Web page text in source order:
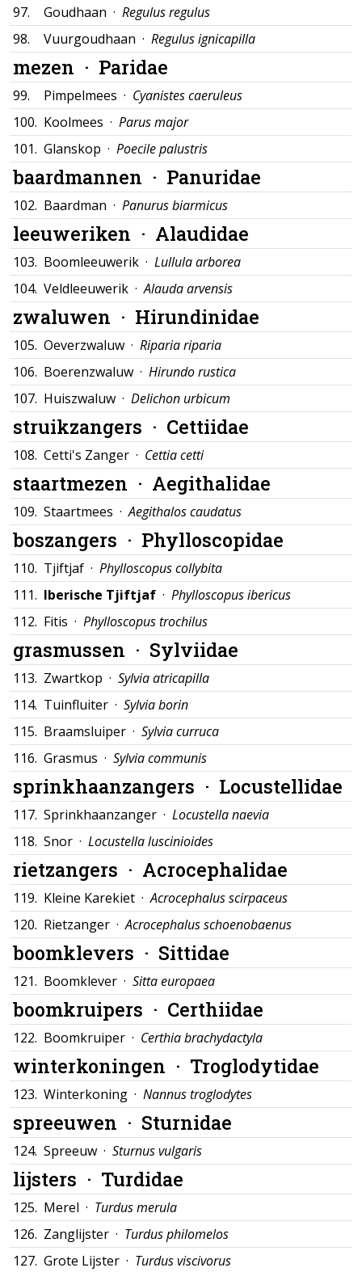
97. Goudhaan · Regulus regulus
98.
Vuurgoudhaan · Regulus ignicapilla
mezen · Paridae
99. Pimpelmees · Cyanistes caeruleus
100. Koolmees · Parus major
101. Glanskop · Poecile palustris
baardmannen · Panuridae
102. Baardman · Panurus biarmicus
leeuweriken · Alaudidae
103. Boomleeuwerik · Lullula arborea
104. Veldleeuwerik ·Alauda arvensis
zwaluwen · Hirundinidae
105. Oeverzwaluw · Riparia riparia
106. Boerenzwaluw · Hirundo rustica
107. Huiszwaluw · Delichon urbicum
struikzangers · Cettiidae
108. Cetti's Zanger · Cettia cetti
staartmezen · Aegithalidae
109. Staartmees ·Aegithalos caudatus
boszangers · Phylloscopidae
110. Tjiftjaf · Phylloscopus collybita
111. Iberische Tjiftjaf · Phylloscopus ibericus
112. Fitis · Phylloscopus trochilus
grasmussen · Sylviidae
113. Zwartkop · Sylvia atricapilla
114. Tuinfluiter · Sylvia borin
115. Braamsluiper · Sylvia curruca
116. Grasmus · Sylvia communis
sprinkhaanzangers · Locustellidae
117. Sprinkhaanzanger · Locustella naevia
118. Snor · Locustella luscinioides
rietzangers · Acrocephalidae
119. Kleine Karekiet ·Acrocephalus scirpaceus
120. Rietzanger ·Acrocephalus schoenobaenus
boomklevers · Sittidae
121. Boomklever · Sitta europaea
boomkruipers · Certhiidae
122. Boomkruiper · Certhia brachydactyla
winterkoningen · Troglodytidae
123. Winterkoning · Nannus troglodytes
spreeuwen · Sturnidae
124. Spreeuw · Sturnus vulgaris
lijsters · Turdidae
125. Merel · Turdus merula
126. Zanglijster · Turdus philomelos
127. Grote Lijster · Turdus viscivorus